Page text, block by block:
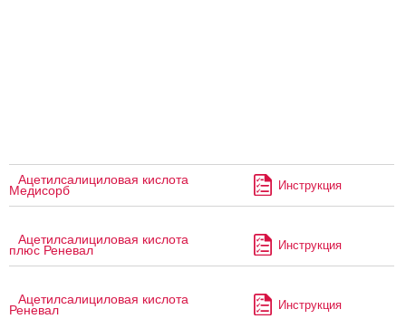
Ацетилсалициловая кислота
Медисорб Инструкция
Ацетилсалициловая кислота
плюс Реневал Инструкция
Ацетилсалициловая кислота
Реневал Инструкция